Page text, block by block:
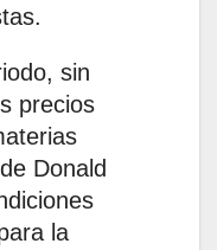
sin
precios
Donald
la